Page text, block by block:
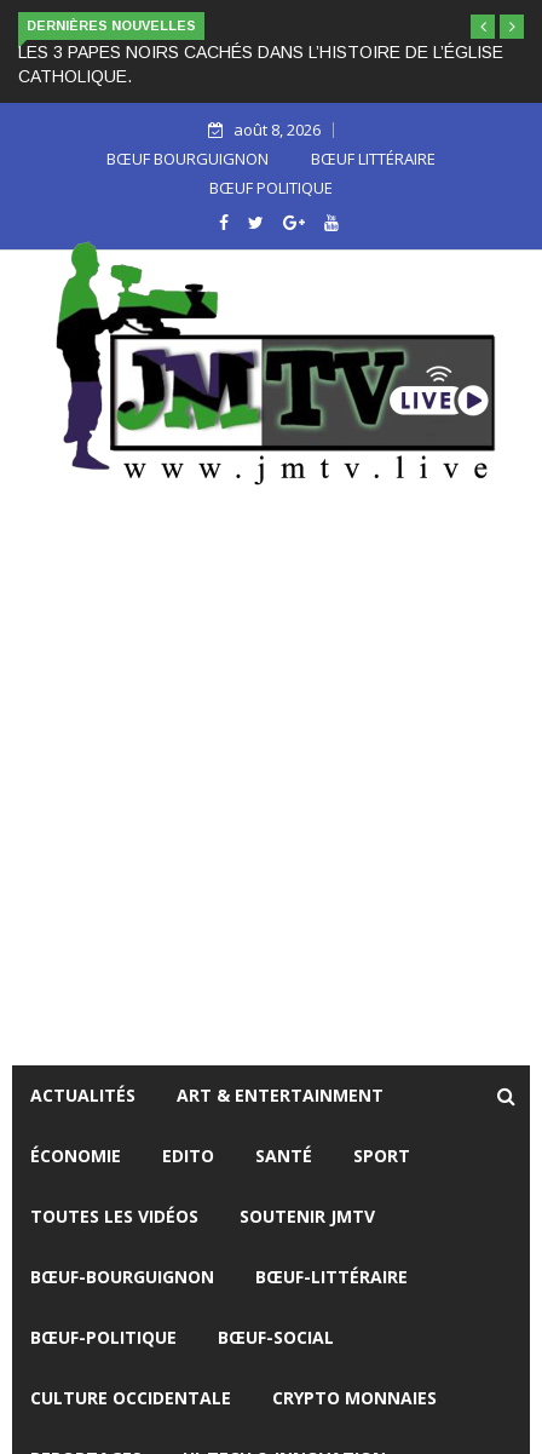
DERNIÈRES NOUVELLES
LES 3 PAPES NOIRS CACHÉS DANS L’HISTOIRE DE L’ÉGLISE
CATHOLIQUE.
août 8, 2026
BŒUF BOURGUIGNON
BŒUF LITTÉRAIRE
BŒUF POLITIQUE
ACTUALITÉS ART & ENTERTAINMENT
ÉCONOMIE EDITO SANTÉ SPORT
TOUTES LES VIDÉOS SOUTENIR JMTV
BŒUF-BOURGUIGNON BŒUF-LITTÉRAIRE
BŒUF-POLITIQUE BŒUF-SOCIAL
CULTURE OCCIDENTALE CRYPTO MONNAIES